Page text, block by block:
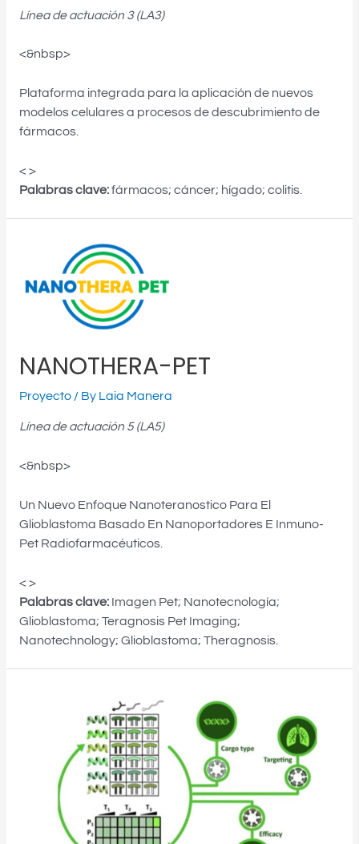
Línea de actuación 3 (LA3)
<&nbsp>
Plataforma integrada para la aplicación de nuevos
modelos celulares a procesos de descubrimiento de
fármacos.
< >
Palabras clave:fármacos; cáncer; hígado; colitis.
NANOTHERA-PET
Proyecto/ By Laia Manera
Línea de actuación 5 (LA5)
<&nbsp>
Un Nuevo Enfoque Nanoteranostico Para El
Glioblastoma Basado En Nanoportadores E Inmuno-
Pet Radiofarmacéuticos.
< >
Palabras clave:Imagen Pet; Nanotecnología;
Glioblastoma; Teragnosis Pet Imaging;
Nanotechnology; Glioblastoma; Theragnosis.